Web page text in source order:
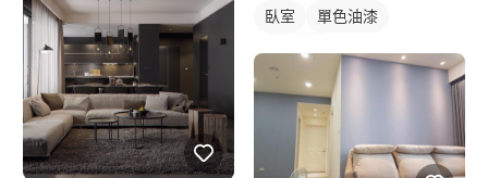
臥室
單色油漆